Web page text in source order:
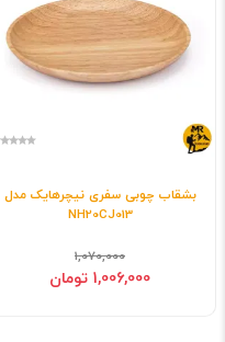
بشقاب چوبی سفری نیچرهایک مدل
NH20CJ013
1,070,000
1,006,000 تومان